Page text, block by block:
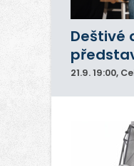
Deštivé
21.9.19:00,